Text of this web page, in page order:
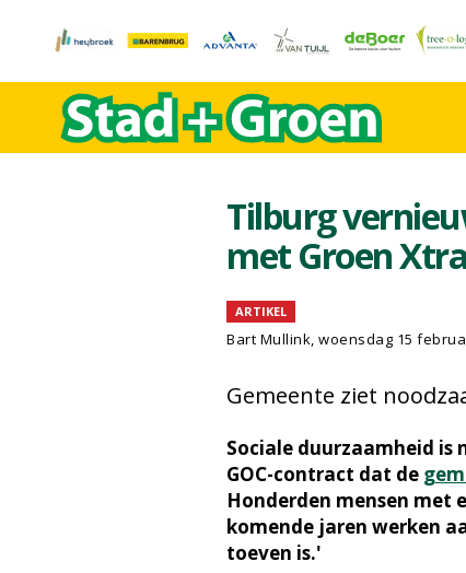
Tilburg
met Groen Xtra
ARTIKEL
Bart Mullink, woensdag 15
Gemeente ziet
Sociale duurzaamheid
GOC-contract dat de
Honderden mensen met
komende jaren werken
toeven is.'